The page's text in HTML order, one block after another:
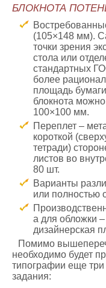
БЛОКНОТА
(105×148 мм).
точки зрения
стола или
стандартных
более
площадь
блокнота
100×100 мм.
Переплет –
короткой
тетради)
листов во
80 шт.
Варианты
или полностью
а для обложки
дизайнерская
Помимо
необходимо будет
типографии еще три
задания: